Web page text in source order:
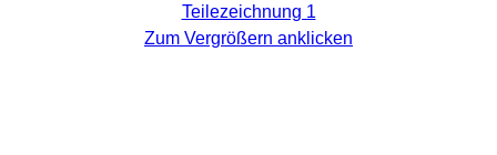
Teilezeichnung 1
Zum Vergrößern anklicken